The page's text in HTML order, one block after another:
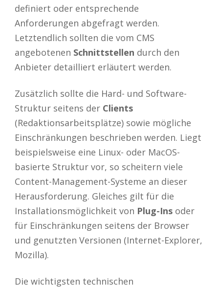
definiert oder entsprechende
Anforderungen abgefragt werden.
Letztendlich sollten die vom CMS
angebotenen Schnittstellen durch den
Anbieter detailliert erläutert werden.
Zusätzlich sollte die Hard- und Software-
Struktur seitens der Clients
(Redaktionsarbeitsplätze) sowie mögliche
Einschränkungen beschrieben werden. Liegt
beispielsweise eine Linux- oder MacOS-
basierte Struktur vor, so scheitern viele
Content-Management-Systeme an dieser
Herausforderung. Gleiches gilt für die
Installationsmöglichkeit von Plug-Ins oder
für Einschränkungen seitens der Browser
und genutzten Versionen (Internet-Explorer,
Mozilla).
Die wichtigsten technischen